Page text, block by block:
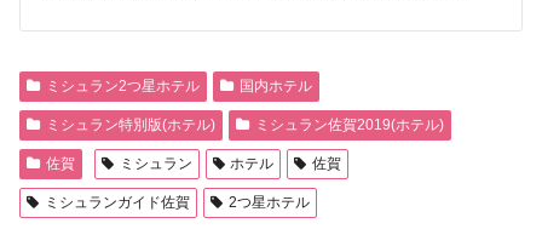
ミシュラン2つ星ホテル 国内ホテル
ミシュラン特別版(ホテル) ミシュラン佐賀2019(ホテル)
佐賀 ミシュラン ホテル 佐賀
ミシュランガイド佐賀 2つ星ホテル